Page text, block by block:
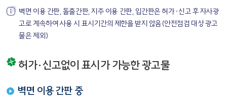
벽면 이용 간판, 돌출간판, 지주 이용 간판, 입간판은 허가·신고 후 자사광
고로 계속하여 사용 시 표시기간의 제한을 받지 않음(안전점검 대상 광고
물은 제외)
허가·신고없이 표시가 가능한 광고물
벽면 이용 간판 중